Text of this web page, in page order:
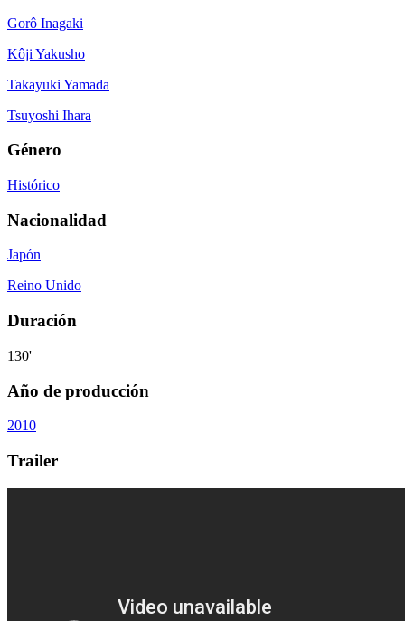
Gorô Inagaki
Kôji Yakusho
Takayuki Yamada
Tsuyoshi Ihara
Género
Histórico
Nacionalidad
Japón
Reino Unido
Duración
130'
Año de producción
2010
Trailer